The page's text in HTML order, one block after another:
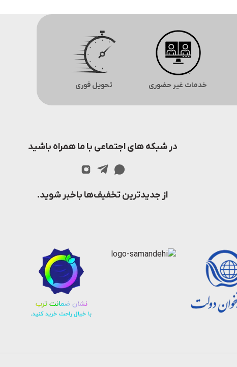
خدمات غیر حضوری تحویل فوری
در شبکه های اجتماعی با ما همراه باشید
از جدیدترین تخفیف‌ها باخبر شوید.